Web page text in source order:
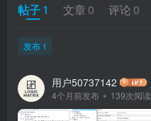
帖子1 文章 0 评论 0
发布 1
用户50737142
4个月前发布 139次阅读